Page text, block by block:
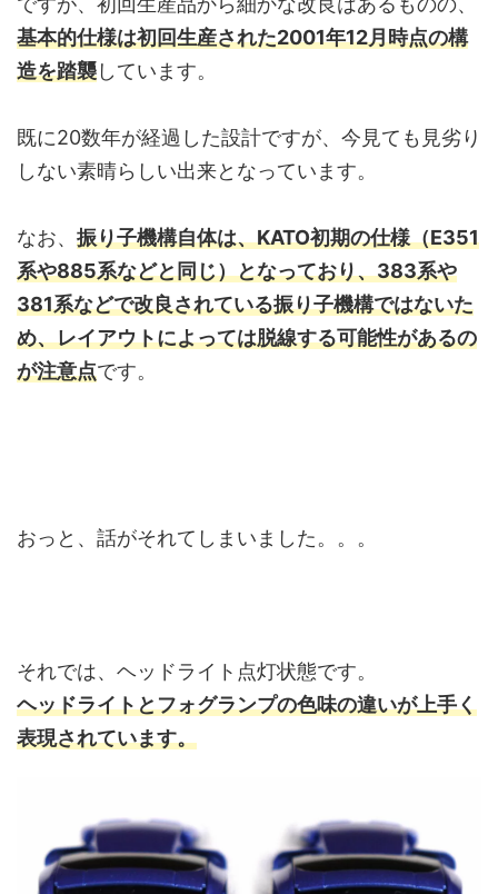
基本的仕様は初回生産された2001年12月時点の構
造を踏襲しています。
既に20数年が経過した設計ですが、今見ても見劣り
しない素晴らしい出来となっています。
なお、 振り子機構自体は、KATO初期の仕様（E351
系や885系などと同じ）となっており、383系や
381系などで改良されている振り子機構ではないた
め、レイアウトによっては脱線する可能性があるの
が注意点です。
おっと、話がそれてしまいました。。。
それでは、ヘッドライト点灯状態です。
ヘッドライトとフォグランプの色味の違いが上手く
表現されています。